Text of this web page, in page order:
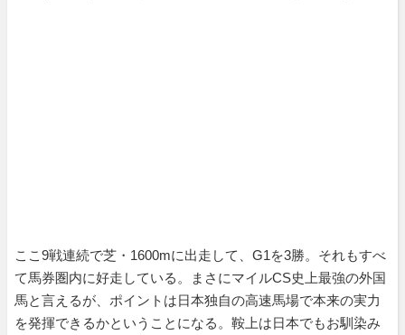
ここ9戦連続で芝・1600mに出走して、G1を3勝。それもすべ
て馬券圏内に好走している。まさにマイルCS史上最強の外国
馬と言えるが、ポイントは日本独自の高速馬場で本来の実力
を発揮できるかということになる。鞍上は日本でもお馴染み